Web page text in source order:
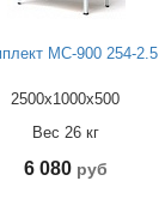
МС-900 254-2.5
2500x1000x500
Вес 26 кг
6 080 руб